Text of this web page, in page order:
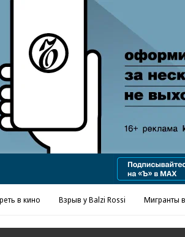
в «Ъ» www.kommersant.ru/ad
в кино Взрыв у Balzi Rossi Мигранты